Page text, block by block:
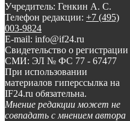
Учредитель: Генкин А. С.
Телефон редакции: +7 (495)
003-9824
E-mail: info@if24.ru
Свидетельство о регистрации
СМИ: ЭЛ № ФС 77 - 67477
При использовании
материалов гиперссылка на
IF24.ru обязательна.
Мнение редакции может не
совпадать с мнением автора